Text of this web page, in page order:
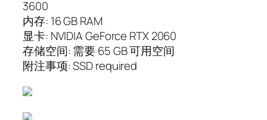
3600
内存: 16 GB RAM
显卡: NVIDIA GeForce RTX 2060
存储空间: 需要 65 GB 可用空间
附注事项: SSD required